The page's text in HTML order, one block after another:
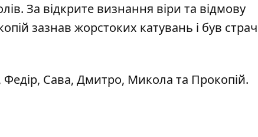
За відкрите визнання віри та відмову
зазнав жорстоких катувань і був
Сава, Дмитро, Микола та Прокопій.